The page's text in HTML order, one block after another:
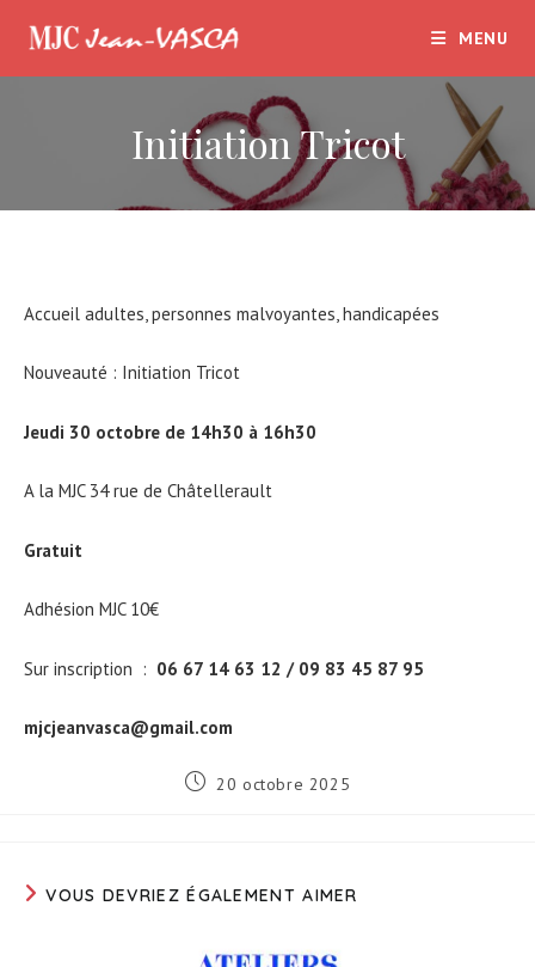
content
MENU
Initiation Tricot
Accueil adultes, personnes malvoyantes, handicapées
Nouveauté : Initiation Tricot
Jeudi 30 octobre de 14h30 à 16h30
A la MJC 34 rue de Châtellerault
Gratuit
Adhésion MJC 10€
Sur inscription : 06 67 14 63 12 / 09 83 45 87 95
mjcjeanvasca@gmail.com
Publication
20 octobre 2025
VOUS DEVRIEZ ÉGALEMENT AIMER